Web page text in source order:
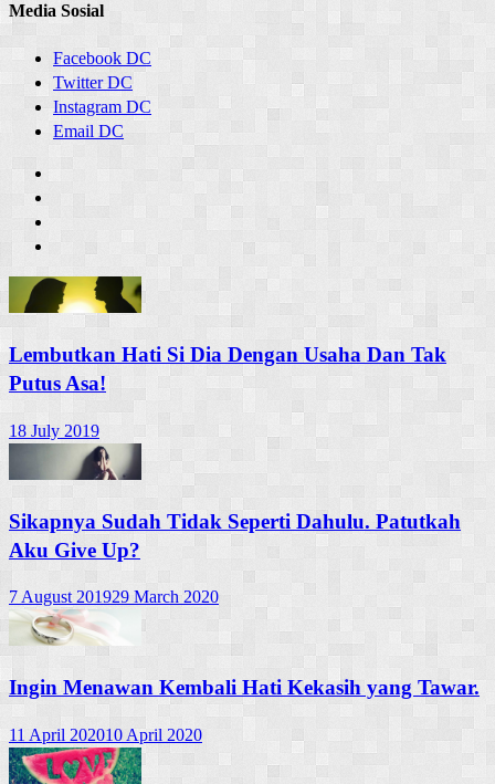
Media Sosial
Facebook DC
Twitter DC
Instagram DC
Email DC
Lembutkan Hati Si Dia Dengan Usaha Dan Tak
Putus Asa!
18 July 2019
Sikapnya Sudah Tidak Seperti Dahulu. Patutkah
Aku Give Up?
7 August 201929 March 2020
Ingin Menawan Kembali Hati Kekasih yang Tawar.
11 April 202010 April 2020